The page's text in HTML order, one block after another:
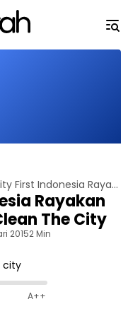
Humanity First Indonesia Rayakan Tahun Baru dengan Clean The City
Rayakan
The City
20152 Min
A++